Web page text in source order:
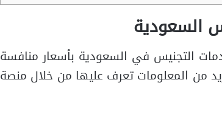
السعودية
التجنيس في السعودية بأسعار منافسة
من المعلومات تعرف عليها من خلال منصة